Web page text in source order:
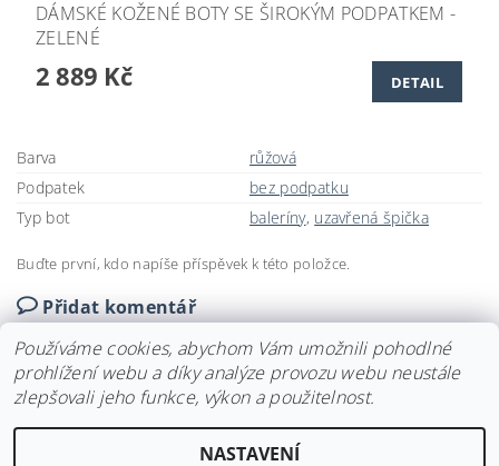
DÁMSKÉ KOŽENÉ BOTY SE ŠIROKÝM PODPATKEM -
ZELENÉ
2 889 Kč DETAIL
Barva
růžová
Podpatek
bez podpatku
Typ bot
baleríny, uzavřená špička
Buďte první, kdo napíše příspěvek k této položce.
Přidat komentář
Svatební doplňky BRIANNA, všechna práva vyhrazena
Používáme cookies, abychom Vám umožnili pohodlné
prohlížení webu a díky analýze provozu webu neustále
zlepšovali jeho funkce, výkon a použitelnost.
NASTAVENÍ